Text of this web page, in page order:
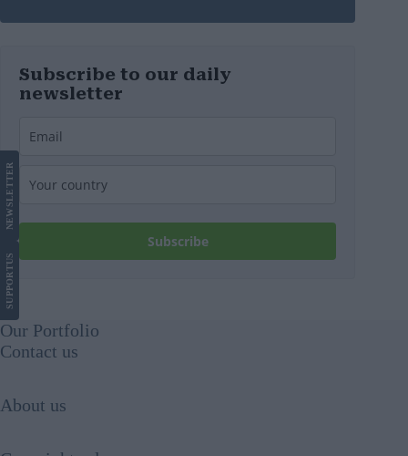
Subscribe to our daily
newsletter
Subscribe
SUPPORT
US
NEWS
LETTER
Our Portfolio
Contact us
About us